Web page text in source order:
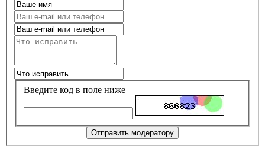
Введите код в поле ниже
Отправить модератору